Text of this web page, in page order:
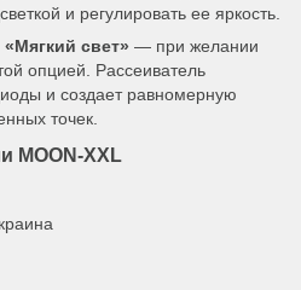
и регулировать ее яркость.
свет» — при желании
опцией. Рассеиватель
и создает равномерную
точек.
MOON-XXL